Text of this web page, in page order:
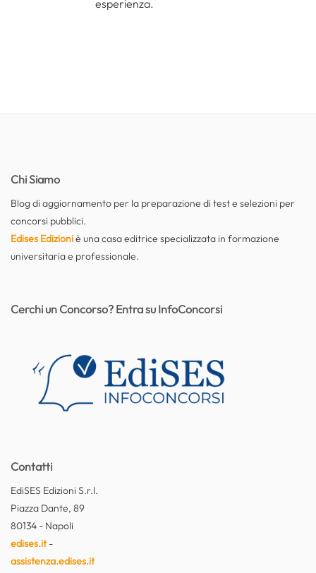
esperienza.
Chi Siamo
Blog di aggiornamento per la preparazione di test e selezioni per
concorsi pubblici.
Edises Edizioniè una casa editrice specializzata in formazione
universitaria e professionale.
Contatti
EdiSES Edizioni S.r.l.
Piazza Dante, 89
80134 - Napoli
edises.it-
assistenza.edises.it
Cerchi un Concorso? Entra su InfoConcorsi